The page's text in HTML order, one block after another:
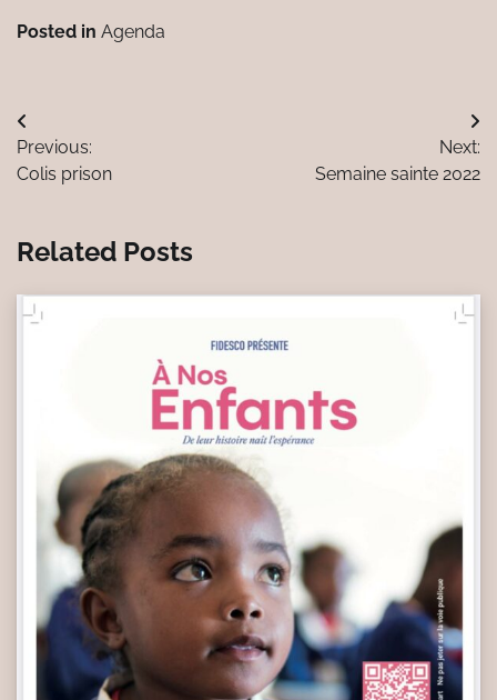
Posted in Agenda
Navigation
de
Previous:
Colis prison
Next:
Semaine sainte 2022
Related Posts